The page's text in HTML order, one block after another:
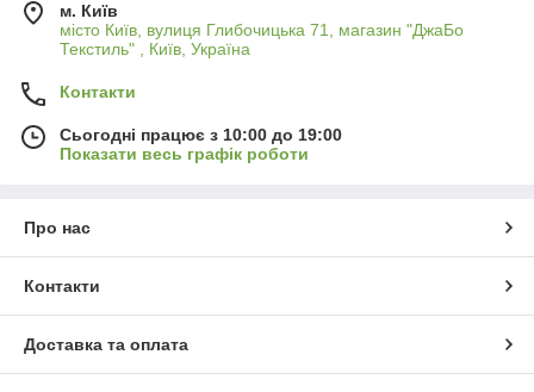
м. Київ
місто Київ, вулиця Глибочицька 71, магазин "ДжаБо
Текстиль" , Київ, Україна
Контакти
Сьогодні працює з 10:00 до 19:00
Показати весь графік роботи
Про нас
Контакти
Доставка та оплата